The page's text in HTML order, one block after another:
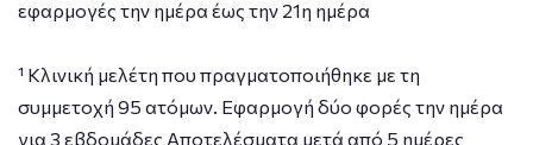
εφαρμογές την ημέρα έως την 21η ημέρα
¹ Κλινική μελέτη που πραγματοποιήθηκε με τη
συμμετοχή 95 ατόμων. Εφαρμογή δύο φορές την ημέρα
για 3 εβδομάδες Αποτελέσματα μετά από 5 ημέρες